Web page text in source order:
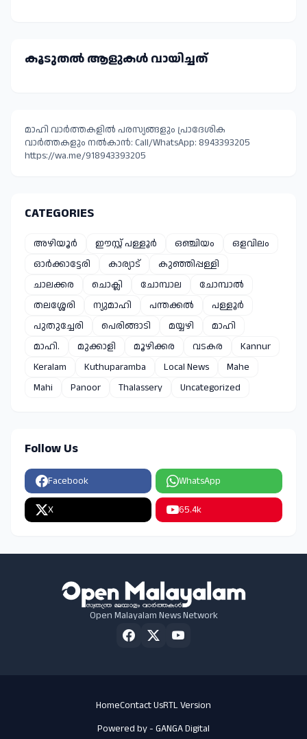
കൂടുതല്‍ ആളുകള്‍ വായിച്ചത്
മാഹി വാർത്തകളിൽ പരസ്യങ്ങളും പ്രാദേശിക
വാർത്തകളും നൽകാൻ: Call/WhatsApp: 8943393205
https://wa.me/918943393205
CATEGORIES
അഴിയൂർ ഈസ്റ്റ്‌ പള്ളൂർ ഒഞ്ചിയം
ഒളവിലം
ഓർക്കാട്ടേരി
കാര്യാട്
കുഞ്ഞിപ്പള്ളി
ചാലക്കര
ചൊക്ലി ചോമ്പാല
ചോമ്പാൽ
തലശ്ശേരി
ന്യുമാഹി പന്തക്കൽ
പള്ളൂർ
പുതുച്ചേരി
പെരിങ്ങാടി മയ്യഴി
മാഹി
മാഹി.
മുക്കാളി മൂഴിക്കര വടകര
Kannur
Keralam
Kuthuparamba Local News
Mahe
Mahi
Panoor Thalassery Uncategorized
Follow Us
Facebook WhatsApp
X 65.4k
Open Malayalam News Network
Powered by - GANGA Digital
HomeContact UsRTL Version